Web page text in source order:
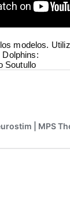
modelos.
Dolphins:
Soutullo